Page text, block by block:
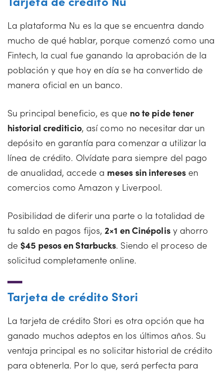
La plataforma Nu es la que se encuentra dando
mucho de qué hablar, porque comenzó como una
Fintech, la cual fue ganando la aprobación de la
población y que hoy en día se ha convertido de
manera oficial en un banco.
Su principal beneficio, es que no te pide tener
historial crediticio, así como no necesitar dar un
depósito en garantía para comenzar a utilizar la
línea de crédito. Olvídate para siempre del pago
de anualidad, accede a meses sin interesesen
comercios como Amazon y Liverpool.
Posibilidad de diferir una parte o la totalidad de
tu saldo en pagos fijos,2×1 en Cinépolisy ahorro
de $45 pesos en Starbucks. Siendo el proceso de
solicitud completamente online.
Tarjeta de crédito Stori
La tarjeta de crédito Stori es otra opción que ha
ganado muchos adeptos en los últimos años. Su
ventaja principal es no solicitar historial de crédito
para obtenerla. Por lo que, será perfecta para